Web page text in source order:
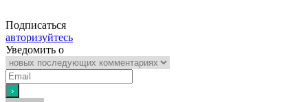
Подписаться
авторизуйтесь
Уведомить о